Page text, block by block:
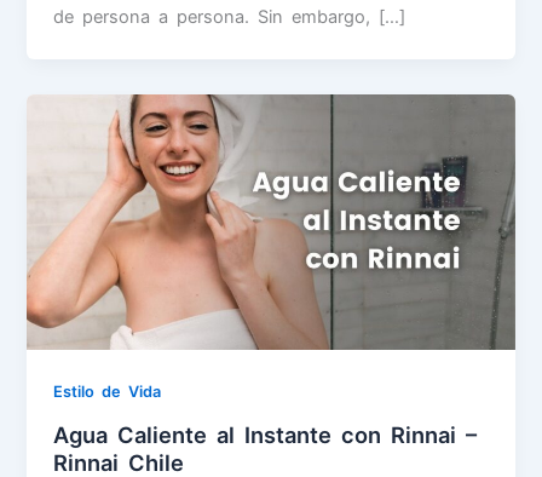
de persona a persona. Sin embargo, […]
Estilo de Vida
Agua Caliente al Instante con Rinnai –
Rinnai Chile